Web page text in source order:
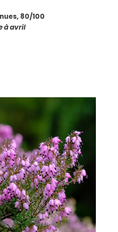
80/100
à avril